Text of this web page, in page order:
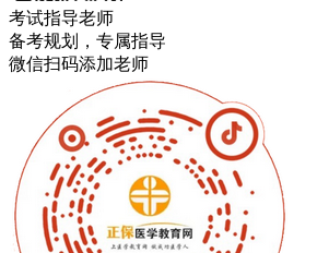
考试指导老师
备考规划，专属指导
微信扫码添加老师